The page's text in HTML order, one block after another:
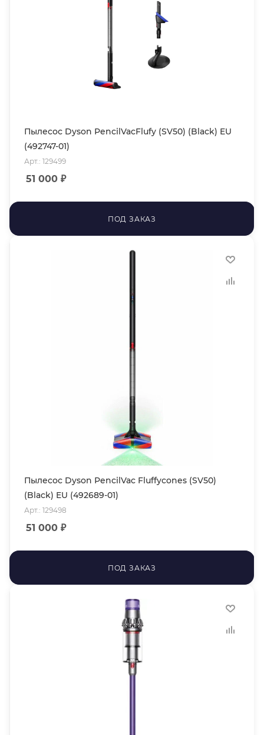
Пылесос Dyson PencilVacFlufy (SV50) (Black) EU
(492747-01)
Арт.: 129499
51 000 ₽
ПОД ЗАКАЗ
Пылесос Dyson PencilVac Fluffycones (SV50)
(Black) EU (492689-01)
Арт.: 129498
51 000 ₽
ПОД ЗАКАЗ